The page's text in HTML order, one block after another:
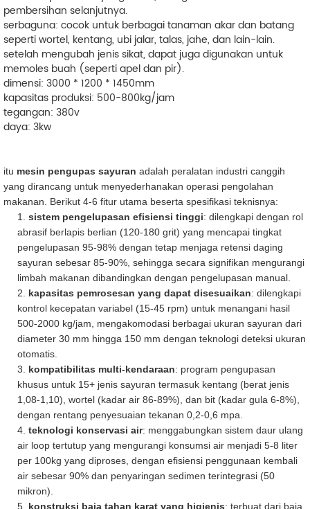
pembersihan selanjutnya.
serbaguna: cocok untuk berbagai tanaman akar dan batang
seperti wortel, kentang, ubi jalar, talas, jahe, dan lain-lain.
setelah mengubah jenis sikat, dapat juga digunakan untuk
memoles buah (seperti apel dan pir).
dimensi: 3000 * 1200 * 1450mm
kapasitas produksi: 500-800kg/jam
tegangan: 380v
daya: 3kw
itu mesin pengupas sayuran adalah peralatan industri canggih
yang dirancang untuk menyederhanakan operasi pengolahan
makanan. Berikut 4-6 fitur utama beserta spesifikasi teknisnya:
1. sistem pengelupasan efisiensi tinggi: dilengkapi dengan rol
abrasif berlapis berlian (120-180 grit) yang mencapai tingkat
pengelupasan 95-98% dengan tetap menjaga retensi daging
sayuran sebesar 85-90%, sehingga secara signifikan mengurangi
limbah makanan dibandingkan dengan pengelupasan manual.
2. kapasitas pemrosesan yang dapat disesuaikan: dilengkapi
kontrol kecepatan variabel (15-45 rpm) untuk menangani hasil
500-2000 kg/jam, mengakomodasi berbagai ukuran sayuran dari
diameter 30 mm hingga 150 mm dengan teknologi deteksi ukuran
otomatis.
3. kompatibilitas multi-kendaraan: program pengupasan
khusus untuk 15+ jenis sayuran termasuk kentang (berat jenis
1,08-1,10), wortel (kadar air 86-89%), dan bit (kadar gula 6-8%),
dengan rentang penyesuaian tekanan 0,2-0,6 mpa.
4. teknologi konservasi air: menggabungkan sistem daur ulang
air loop tertutup yang mengurangi konsumsi air menjadi 5-8 liter
per 100kg yang diproses, dengan efisiensi penggunaan kembali
air sebesar 90% dan penyaringan sedimen terintegrasi (50
mikron).
5. konstruksi baja tahan karat yang higienis: terbuat dari baja